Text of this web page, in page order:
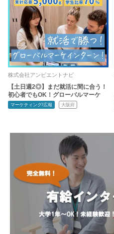
株式会社アンビエントナビ
【土日週2◎】まだ就活に間に合う！
初心者でもOK！グローバルマーケ
マーケティング/広報 大阪府